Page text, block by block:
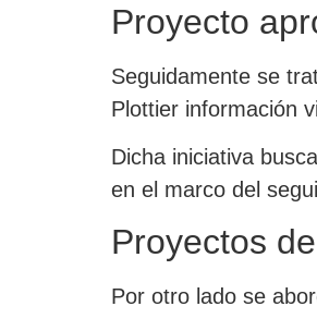
Proyecto
Seguidamente se
Plottier información
Dicha iniciativa
en el marco del
Proyectos
Por otro lado se